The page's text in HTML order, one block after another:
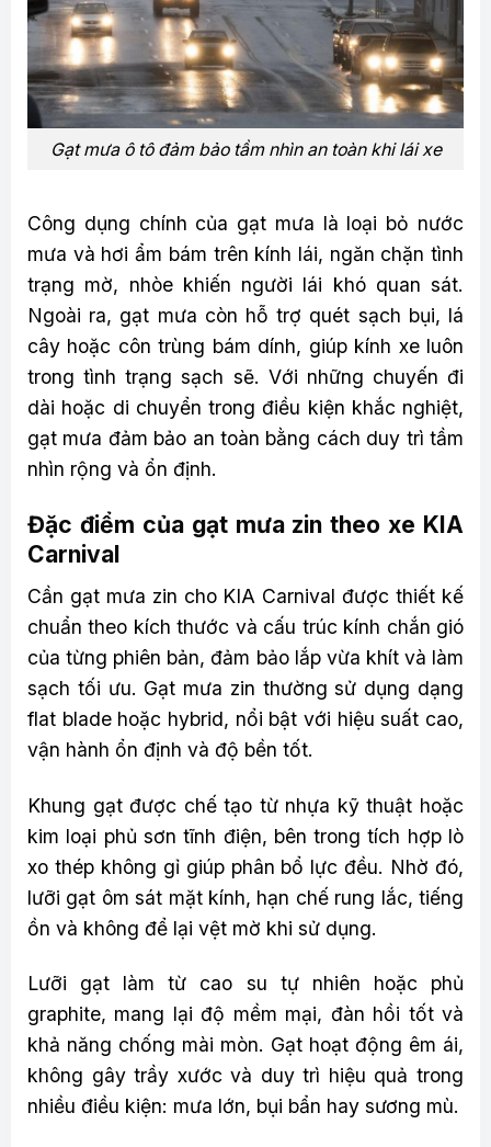
Gạt mưa ô tô đảm bảo tầm nhìn an toàn khi lái xe
Công dụng chính của gạt mưa là loại bỏ nước
mưa và hơi ẩm bám trên kính lái, ngăn chặn tình
trạng mờ, nhòe khiến người lái khó quan sát.
Ngoài ra, gạt mưa còn hỗ trợ quét sạch bụi, lá
cây hoặc côn trùng bám dính, giúp kính xe luôn
trong tình trạng sạch sẽ. Với những chuyến đi
dài hoặc di chuyển trong điều kiện khắc nghiệt,
gạt mưa đảm bảo an toàn bằng cách duy trì tầm
nhìn rộng và ổn định.
Đặc điểm của gạt mưa zin theo xe KIA
Carnival
Cần gạt mưa zin cho KIA Carnival được thiết kế
chuẩn theo kích thước và cấu trúc kính chắn gió
của từng phiên bản, đảm bảo lắp vừa khít và làm
sạch tối ưu. Gạt mưa zin thường sử dụng dạng
flat blade hoặc hybrid, nổi bật với hiệu suất cao,
vận hành ổn định và độ bền tốt.
Khung gạt được chế tạo từ nhựa kỹ thuật hoặc
kim loại phủ sơn tĩnh điện, bên trong tích hợp lò
xo thép không gỉ giúp phân bổ lực đều. Nhờ đó,
lưỡi gạt ôm sát mặt kính, hạn chế rung lắc, tiếng
ồn và không để lại vệt mờ khi sử dụng.
Lưỡi gạt làm từ cao su tự nhiên hoặc phủ
graphite, mang lại độ mềm mại, đàn hồi tốt và
khả năng chống mài mòn. Gạt hoạt động êm ái,
không gây trầy xước và duy trì hiệu quả trong
nhiều điều kiện: mưa lớn, bụi bẩn hay sương mù.